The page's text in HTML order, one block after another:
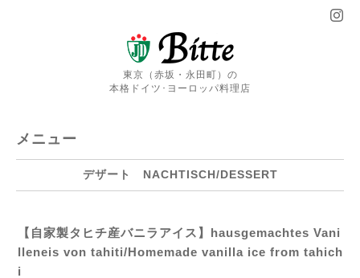
東京（赤坂・永田町）の
本格ドイツ･ヨーロッパ料理店
メニュー
デザート NACHTISCH/DESSERT
【自家製タヒチ産バニラアイス】hausgemachtes Vani
lleneis von tahiti/Homemade vanilla ice from tahich
i